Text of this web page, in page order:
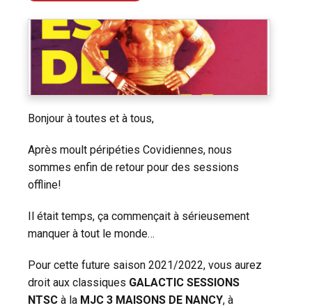
Bonjour à toutes et à tous,
Après moult péripéties Covidiennes, nous
sommes enfin de retour pour des sessions
offline!
Il était temps, ça commençait à sérieusement
manquer à tout le monde…
Pour cette future saison 2021/2022, vous aurez
droit aux classiques GALACTIC SESSIONS
NTSC à la MJC 3 MAISONS DE NANCY, à